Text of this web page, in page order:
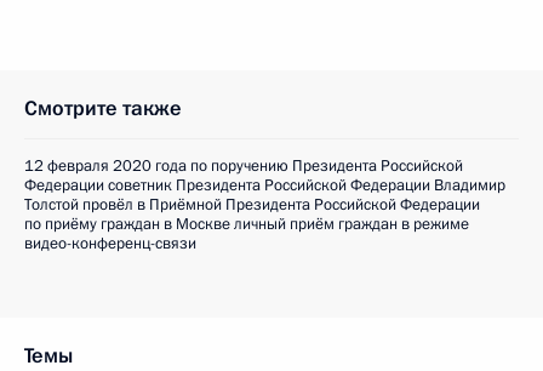
Смотрите также
12 февраля 2020 года по поручению Президента Российской
Федерации советник Президента Российской Федерации Владимир
Толстой провёл в Приёмной Президента Российской Федерации
по приёму граждан в Москве личный приём граждан в режиме
видео-конференц-связи
Темы